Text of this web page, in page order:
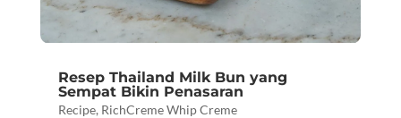
Resep Thailand Milk Bun yang
Sempat Bikin Penasaran
Recipe, RichCreme Whip Creme